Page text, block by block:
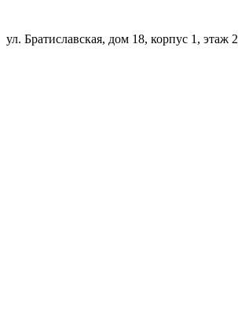
ул. Братиславская, дом 18, корпус 1, этаж 2